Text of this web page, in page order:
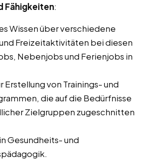
Fähigkeiten:
Wissen über verschiedene
Freizeitaktivitäten bei diesen
Nebenjobs und Ferienjobs in
Erstellung von Trainings- und
die auf die Bedürfnisse
Zielgruppen zugeschnitten
Gesundheits- und